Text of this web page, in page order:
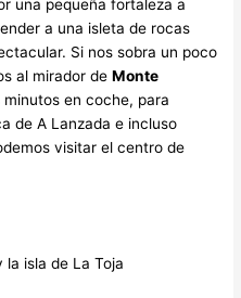
una pequeña fortaleza a
a una isleta de rocas
Si nos sobra un poco
al mirador deMonte
en coche, para
de A Lanzada e incluso
visitar el centro de
la isla de La Toja